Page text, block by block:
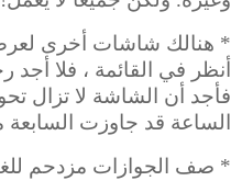
* هنالك شاشات أخرى لعرض
أنظر في القائمة ، فلا أجد
فأجد أن الشاشة لا تزال
الساعة قد جاوزت السابعة
* صف الجوازات مزدحم